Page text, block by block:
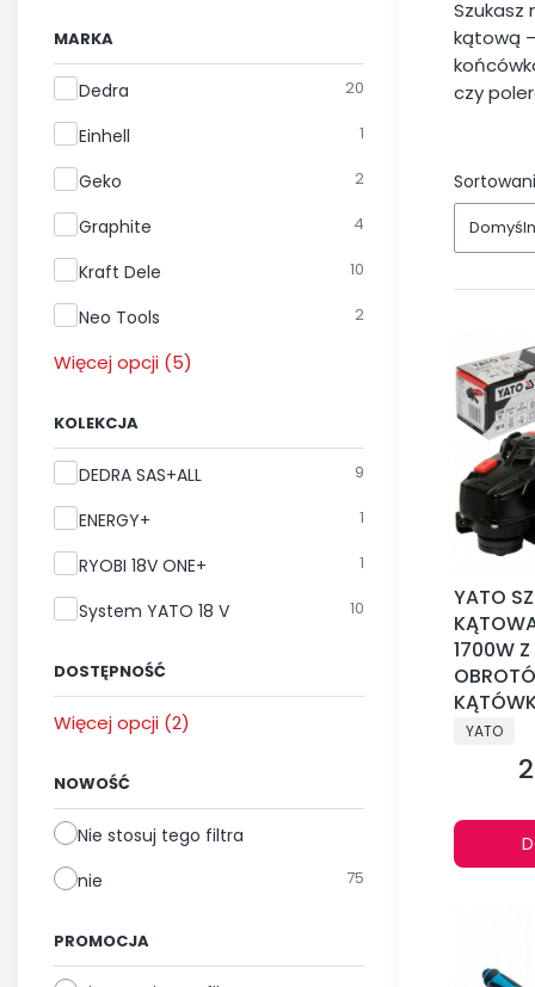
MARKA
Marka
Dedra 20
Einhell 1
Geko 2
Graphite 4
Kraft Dele 10
Neo Tools 2
Więcej opcji (5)
KOLEKCJA
Kolekcja
DEDRA SAS+ALL 9
ENERGY+ 1
RYOBI 18V ONE+ 1
System YATO 18 V 10
DOSTĘPNOŚĆ
Dostępność
Więcej opcji (2)
NOWOŚĆ
Nie stosuj tego filtra
nie
75
PROMOCJA
Szukasz
kątową
czy
YATO
1700W
YATO